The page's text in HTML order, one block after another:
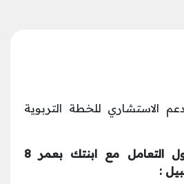
الاستشاري للخطة التربوية
بالنسبة لسؤالك حول التعامل مع ابنتك بعمر 8
: